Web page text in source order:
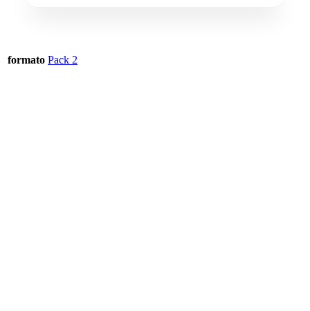
formato Pack 2